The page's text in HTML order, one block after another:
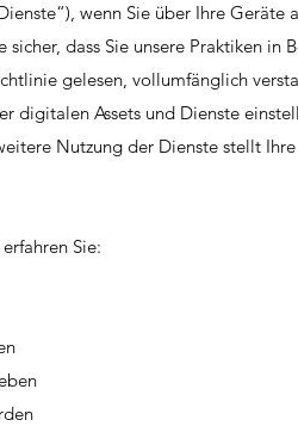
wenn Sie über Ihre
dass Sie unsere Praktiken
gelesen, vollumfänglich
digitalen Assets und Dienste
Nutzung der Dienste stellt
Sie: